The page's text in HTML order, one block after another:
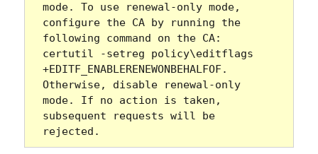
mode. To use renewal-only mode,
configure the CA by running the
following command on the CA:
certutil -setreg policy\editflags
+EDITF_ENABLERENEWONBEHALFOF.
Otherwise, disable renewal-only
mode. If no action is taken,
subsequent requests will be
rejected.